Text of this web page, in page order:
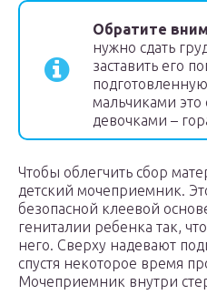
Обратите
нужно сдать
заставить его
мальчиками это
девочками –
Чтобы облегчить сбор
детский мочеприемник.
безопасной клеевой
гениталии ребенка так,
него. Сверху надевают
спустя некоторое время
Мочеприемник внутри